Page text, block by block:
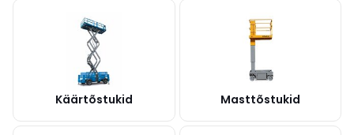
Käärtõstukid Masttõstukid